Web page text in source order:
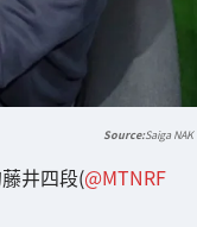
Saiga NAK
井四段(@MTNRF